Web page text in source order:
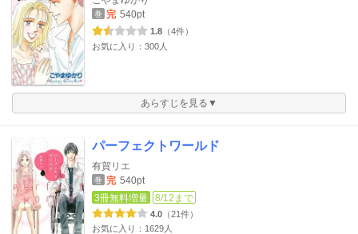
巻 完 540pt
1.8 （4件）
お気に入り：300人
あらすじを見る▼
パーフェクトワールド
有賀リエ
巻 完 540pt
3冊無料増量
8/12まで
4.0 （21件）
お気に入り：1629人